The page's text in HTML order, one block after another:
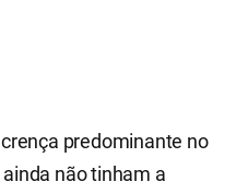
predominante no
não tinham a